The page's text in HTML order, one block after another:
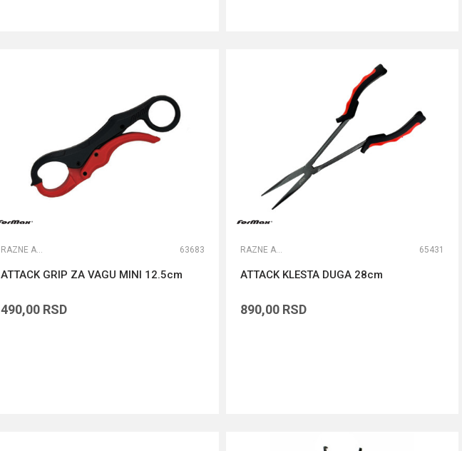
RAZNE ALATKE 63683
ATTACK GRIP ZA VAGU MINI 12.5cm
490,00 RSD
RAZNE ALATKE 65431
ATTACK KLESTA DUGA 28cm
890,00 RSD